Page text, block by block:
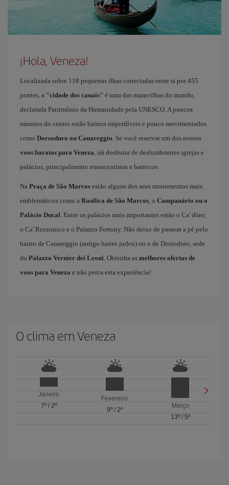
¡Hola, Veneza!
Localizada sobre 118 pequenas ilhas conectadas entre si por 455
pontes, a "cidade dos canais" é uma das maravilhas do mundo,
declarada Patrimônio da Humanidade pela UNESCO. A poucos
minutos do centro estão bairros imperdíveis e pouco movimentados
como Dorsoduro ou Canareggio. Se você reservar um dos nossos
voos baratos para Veneza, irá desfrutar de deslumbrantes igrejas e
palácios, principalmente renascentistas e barrocos.
Na Praça de São Marcos estão alguns dos seus monumentos mais
emblemáticos como a Basílica de São Marcos, o Campanário ou o
Palácio Ducal. Entre os palácios mais importantes estão o Ca' dóro;
o Ca' Rezzonico e o Palazzo Fortuny. Não deixe de passear a pé pelo
bairro de Canareggio (antigo bairro judeu) ou o de Dorsoduro, sede
do Palazzo Vernier dei Leoni. Obtenha as melhores ofertas de
voos para Veneza e não perca esta experiência!​ ​
O clima em Veneza
Janeiro
7º/ 2º
Fevereiro
9º/ 2º
Março
13º/ 5º